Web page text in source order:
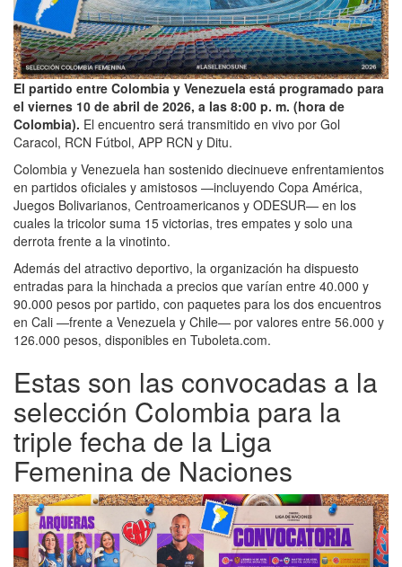
El partido entre Colombia y Venezuela está programado para
el viernes 10 de abril de 2026, a las 8:00 p. m. (hora de
Colombia). El encuentro será transmitido en vivo por Gol
Caracol, RCN Fútbol, APP RCN y Ditu.
Colombia y Venezuela han sostenido diecinueve enfrentamientos
en partidos oficiales y amistosos —incluyendo Copa América,
Juegos Bolivarianos, Centroamericanos y ODESUR— en los
cuales la tricolor suma 15 victorias, tres empates y solo una
derrota frente a la vinotinto.
Además del atractivo deportivo, la organización ha dispuesto
entradas para la hinchada a precios que varían entre 40.000 y
90.000 pesos por partido, con paquetes para los dos encuentros
en Cali —frente a Venezuela y Chile— por valores entre 56.000 y
126.000 pesos, disponibles en Tuboleta.com.
Estas son las convocadas a la
selección Colombia para la
triple fecha de la Liga
Femenina de Naciones